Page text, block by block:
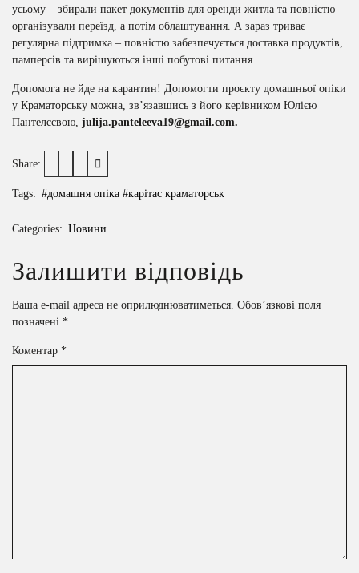
усьому – збирали пакет документів для оренди житла та повністю
організували переїзд, а потім облаштування. А зараз триває
регулярна підтримка – повністю забезпечується доставка продуктів,
памперсів та вирішуються інші побутові питання.
Допомога не йде на карантин! Допомогти проєкту домашньої опіки
у Краматорську можна, зв’язавшись з його керівником Юлією
Пантелєєвою, julija.panteleeva19@gmail.com.
Share:
Tags: #домашня опіка #карітас краматорськ
Categories: Новини
Залишити відповідь
Ваша e-mail адреса не оприлюднюватиметься. Обов’язкові поля
позначені *
Коментар *